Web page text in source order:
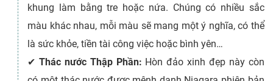
khung làm bằng tre hoặc nứa. Chúng có nhiều sắc
màu khác nhau, mỗi màu sẽ mang một ý nghĩa, có thể
là sức khỏe, tiền tài công việc hoặc bình yên…
✔Thác nước Thập Phần: Hòn đảo xinh đẹp này còn